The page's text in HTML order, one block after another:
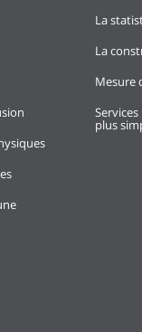
La
La
Mesure
plus